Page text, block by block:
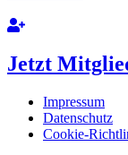
Jetzt
Impressum
Datenschutz
Cookie-